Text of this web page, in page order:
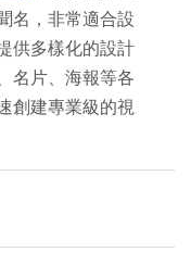
名，非常適合設
供多樣化的設計
名片、海報等各
創建專業級的視